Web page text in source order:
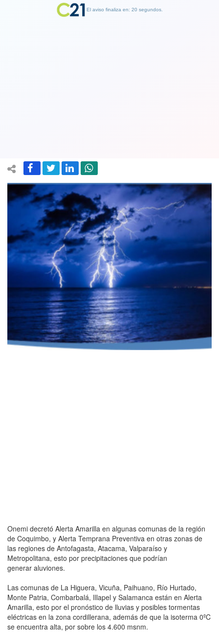
Onemi decretó Alerta Amarilla en algunas comunas de la región
de Coquimbo, y Alerta Temprana Preventiva en otras zonas de
las regiones de Antofagasta, Atacama, Valparaíso y
Metropolitana, esto por precipitaciones que podrían
generar aluviones.
Las comunas de La Higuera, Vicuña, Paihuano, Río Hurtado,
Monte Patria, Combarbalá, Illapel y Salamanca están en Alerta
Amarilla, esto por el pronóstico de lluvias y posibles tormentas
eléctricas en la zona cordillerana, además de que la isoterma 0ºC
se encuentra alta, por sobre los 4.600 msnm.
El aviso finaliza en: 19 segundos.